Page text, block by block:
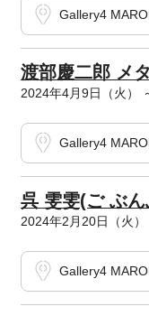
Gallery4
渡部慶二郎 メ
2024年4月9日（火）
Gallery4
呉 雯雯(ご ぶ
2024年2月20日（火）
Gallery4